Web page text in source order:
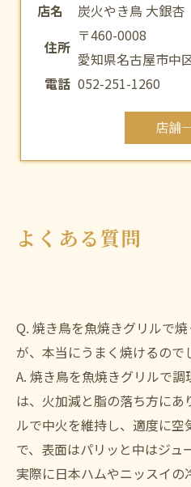
店名
炭火やき鳥 大銀杏
住所
〒460-0008
愛知県名古屋市中
電話 052-251-1260
店舗
よくある質問
Q. 焼き鳥を魚焼きグリルで
が、本当にうまく焼けるので
A. 焼き鳥を魚焼きグリルで
は、火加減と脂の落ち方にあ
ルで中火を維持し、適度に空
で、表面はパリッと中はジュ
実際に日本ハムやニッスイ